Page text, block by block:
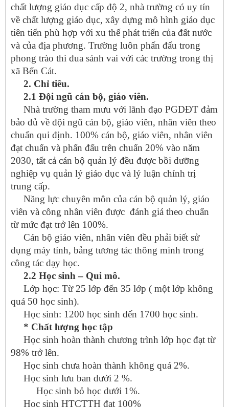
chất lượng giáo dục cấp độ 2, nhà trường có uy tín
về chất lượng giáo dục, xây dựng mô hình giáo dục
tiên tiến phù hợp với xu thế phát triển của đất nước
và của địa phương. Trường luôn phấn đấu trong
phong trào thi đua sánh vai với các trường trong thị
xã Bến Cát.
2. Chỉ tiêu.
2.1 Đội ngũ cán bộ, giáo viên.
Nhà trường tham mưu với lãnh đạo PGDĐT đảm
bảo đủ về đội ngũ cán bộ, giáo viên, nhân viên theo
chuẩn qui định. 100% cán bộ, giáo viên, nhân viên
đạt chuẩn và phấn đấu trên chuẩn 20% vào năm
2030, tất cả cán bộ quản lý đều được bồi dưỡng
nghiệp vụ quản lý giáo dục và lý luận chính trị
trung cấp.
Năng lực chuyên môn của cán bộ quản lý, giáo
viên và công nhân viên được đánh giá theo chuẩn
từ mức đạt trở lên 100%.
Cán bộ giáo viên, nhân viên đều phải biết sử
dụng máy tính, bảng tương tác thông minh trong
công tác dạy học.
2.2 Học sinh – Qui mô.
Lớp học: Từ 25 lớp đến 35 lớp ( một lớp không
quá 50 học sinh).
Học sinh: 1200 học sinh đến 1700 học sinh.
* Chất lượng học tập
Học sinh hoàn thành chương trình lớp học đạt từ
98% trở lên.
Học sinh chưa hoàn thành không quá 2%.
Học sinh lưu ban dưới 2 %.
Học sinh bỏ học dưới 1%.
Học sinh HTCTTH đạt 100%